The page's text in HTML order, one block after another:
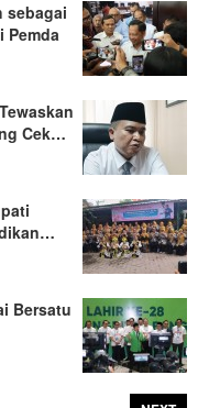
sebagai
Pemda
Cek…
Bersatu